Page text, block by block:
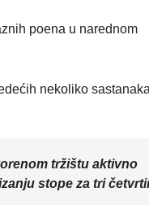
poena u narednom
nekoliko
tržištu aktivno
stope za tri